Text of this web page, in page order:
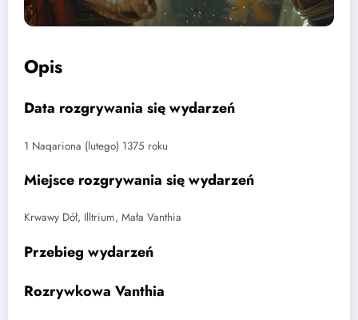
Opis
Data rozgrywania się wydarzeń
1 Naqariona (lutego) 1375 roku
Miejsce rozgrywania się wydarzeń
Krwawy Dół, Illtrium, Mała Vanthia
Przebieg wydarzeń
Rozrywkowa Vanthia